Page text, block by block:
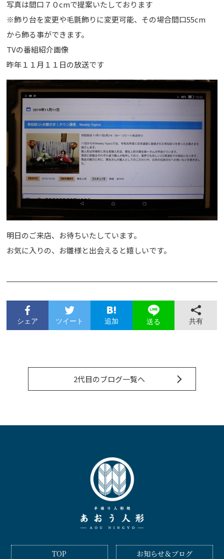
写真は間口７０cmで提案いたしております
※飾り台を変更や毛氈飾りに変更可能、その場合間口55cm
から飾る事ができます。
TVの番組紹介画像
昨年１１月１１日の放送です
明日のご来店、お待ちいたしています。
お気に入りの、お雛様と出会えると嬉しいです。
シェア ツイート 追加 送る 共有
2代目のブログ一覧へ
TOP
お知らせ＆ブログ